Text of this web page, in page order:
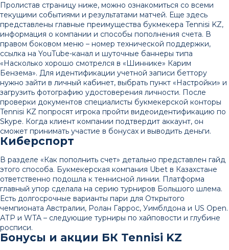
Пролистав страницу ниже, можно ознакомиться со всеми
текущими событиями и результатами матчей. Еще здесь
представлены главные преимущества букмекера Tennisi KZ,
информация о компании и способы пополнения счета. В
правом боковом меню – номер технической поддержки,
ссылка на YouTube-канал и шуточные баннеры типа
«Насколько хорошо смотрелся в «Шиннике» Карим
Бензема». Для идентификации учетной записи беттору
нужно зайти в личный кабинет, выбрать пункт «Настройки» и
загрузить фотографию удостоверения личности. После
проверки документов специалисты букмекерской конторы
Tennisi KZ попросят игрока пройти видеоидентификацию по
Skype. Когда клиент компании подтвердит аккаунт, он
сможет принимать участие в бонусах и выводить деньги.
Киберспорт
В разделе «Как пополнить счет» детально представлен гайд
этого способа. Букмекерская компания Ubet в Казахстане
ответственно подошла к теннисной линии. Платформа
главный упор сделала на серию турниров Большого шлема.
Есть долгосрочные варианты пари для Открытого
чемпионата Австралии, Ролан Гаррос, Уимблдона и US Open.
АТР и WTA – следующие турниры по хайповости и глубине
росписи.
Бонусы и акции БК Tennisi KZ